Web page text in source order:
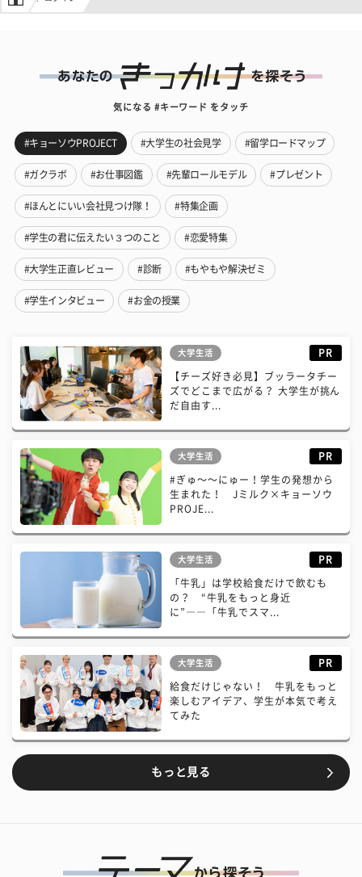
気になる #キーワード をタッチ
#キョーソウPROJECT #大学生の社会見学 #留学ロードマップ
#ガクラボ #お仕事図鑑 #先輩ロールモデル #プレゼント
#ほんとにいい会社見つけ隊！ #特集企画
#学生の君に伝えたい３つのこと #恋愛特集
#大学生正直レビュー #診断 #もやもや解決ゼミ
#学生インタビュー #お金の授業
大学生活 PR
【チーズ好き必見】ブッラータチー
ズでどこまで広がる？ 大学生が挑ん
だ自由す...
大学生活 PR
#ぎゅ〜〜にゅー！学生の発想から
生まれた！ Jミルク×キョーソウ
PROJE...
大学生活 PR
「牛乳」は学校給食だけで飲むも
の？ “牛乳をもっと身近
に”――「牛乳でスマ...
大学生活 PR
給食だけじゃない！ 牛乳をもっと
楽しむアイデア、学生が本気で考え
てみた
もっと見る